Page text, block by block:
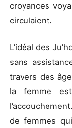
croyances
circulaient.
L’idéal des
sans
travers des
la femme
de femmes